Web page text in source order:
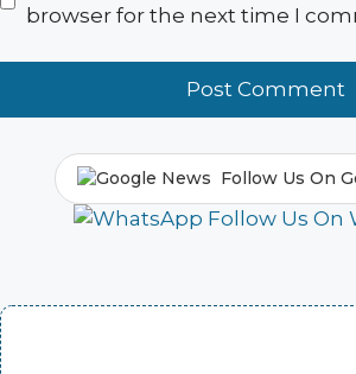
browser for the next time I
Follow Us On
Follow Us On